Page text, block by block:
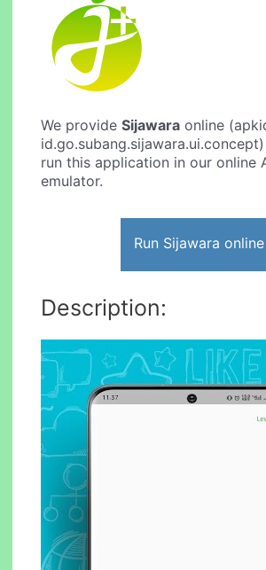
We provideSijawara online
run this application in our online
emulator.
Run Sijawara online
Description: